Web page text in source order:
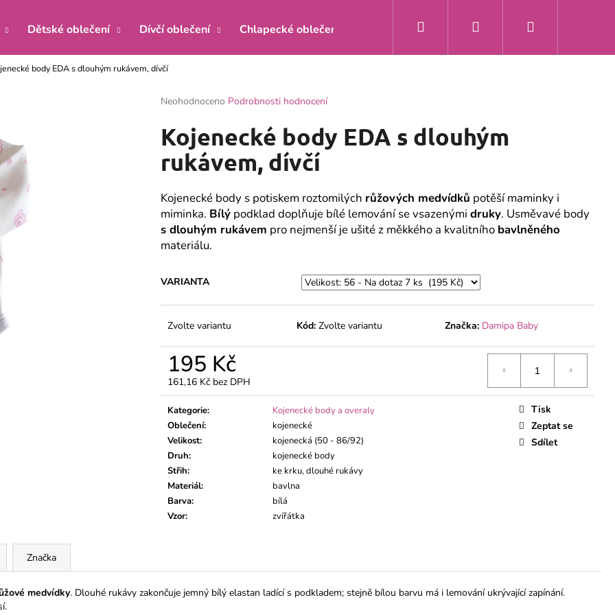
Dětské oblečení Dívčí oblečení Chlapecké oblečení Doprava a platba Kontakty
Přihlášení
body EDA s dlouhým rukávem, dívčí
Průměrné
produktu
je
hvězdiček.
Neohodnoceno Podrobnosti hodnocení
Kojenecké body EDA s dlouhým
rukávem, dívčí
Kojenecké body s potiskem roztomilých růžových medvídků potěší maminky i
miminka. Bílý podklad doplňuje bílé lemování se vsazenými druky. Usměvavé body
s dlouhým rukávem pro nejmenší je ušité z měkkého a kvalitního bavlněného
materiálu.
VARIANTA
Zvolte variantu Kód: Zvolte variantu Značka: Damipa Baby
195 Kč
161,16 Kč bez DPH
Měrná
cena:
Kategorie:
Kojenecké body a overaly
Oblečení:
kojenecké
Velikost:
kojenecká (50 - 86/92)
Druh:
kojenecké body
Střih:
ke krku, dlouhé rukávy
Materiál:
bavlna
Barva:
bílá
Vzor: zvířátka
Tisk
Zeptat se
Sdílet
Značka
medvídky. Dlouhé rukávy zakončuje jemný bílý elastan ladící s podkladem; stejně bílou barvu má i lemování ukrývající zapínání.
Co potřebujete najít?
HLEDAT
KABÁTEK ŽIRAFA MÁTA
Kč
DLOUHÝM RUKÁVEM
195 Kč